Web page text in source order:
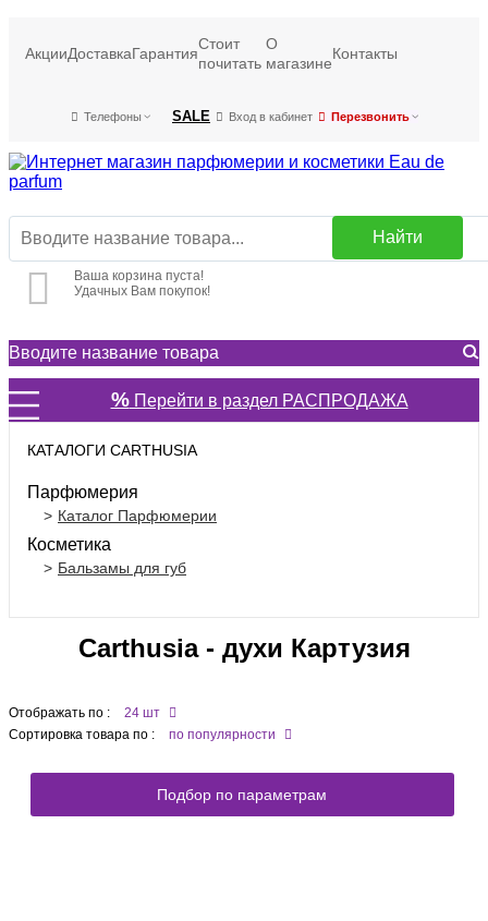
АкцииДоставкаГарантия
Стоит
почитать
О
магазине
Контакты
Телефоны SALE Вход в кабинет Перезвонить
Найти
Ваша корзина пуста!
Удачных Вам покупок!
%Перейти в раздел РАСПРОДАЖА
КАТАЛОГИ CARTHUSIA
Парфюмерия
Каталог Парфюмерии
Косметика
Бальзамы для губ
Carthusia - духи Картузия
Отображать по :
24 шт
Сортировка товара по :
по популярности
Подбор по параметрам